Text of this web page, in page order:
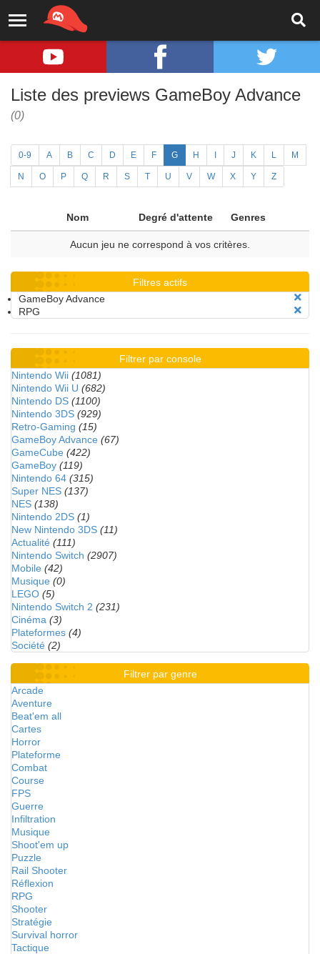
Liste des previews GameBoy Advance
(0)
0-9 A B C D E F G H J K L M
N O P Q R S T U V W X Y Z
Nom Degré d'attente Genres
Aucun jeu ne correspond à vos critères.
Filtres actifs
GameBoy Advance
RPG
Filtrer par console
Nintendo Wii (1081)
Nintendo Wii U (682)
Nintendo DS (1100)
Nintendo 3DS (929)
Retro-Gaming (15)
GameBoy Advance (67)
GameCube (422)
GameBoy (119)
Nintendo 64 (315)
Super NES (137)
NES (138)
Nintendo 2DS (1)
New Nintendo 3DS (11)
Actualité (111)
Nintendo Switch (2907)
Mobile (42)
Musique (0)
LEGO (5)
Nintendo Switch 2 (231)
Cinéma (3)
Plateformes (4)
Société (2)
Filtrer par genre
Arcade
Aventure
Beat'em all
Cartes
Horror
Plateforme
Combat
Course
FPS
Guerre
Infiltration
Musique
Shoot'em up
Puzzle
Rail Shooter
Réflexion
RPG
Shooter
Stratégie
Survival horror
Tactique